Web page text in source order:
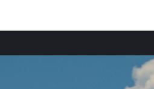
Apartamentos en Véneto
Apartamentos en Trentino-Alto Adigio
Apartamentos en Emilia-Romaña